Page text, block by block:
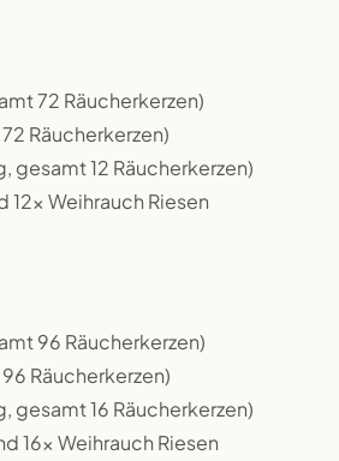
72 Räucherkerzen)
Räucherkerzen)
gesamt 12 Räucherkerzen)
12x Weihrauch Riesen
96 Räucherkerzen)
Räucherkerzen)
gesamt 16 Räucherkerzen)
16x Weihrauch Riesen